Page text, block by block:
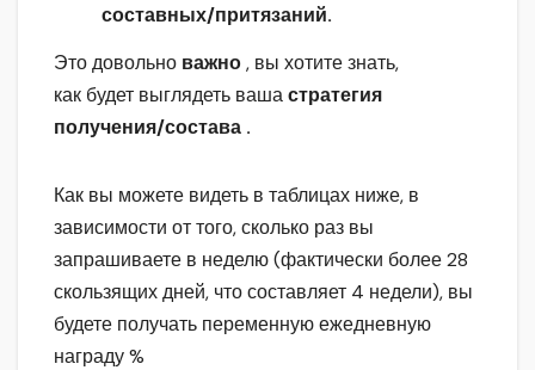
составных/притязаний.
Это довольно важно, вы хотите знать,
как будет выглядеть вашастратегия
получения/состава .
Как вы можете видеть в таблицах ниже, в
зависимости от того, сколько раз вы
запрашиваете в неделю (фактически более 28
скользящих дней, что составляет 4 недели), вы
будете получать переменную ежедневную
награду %